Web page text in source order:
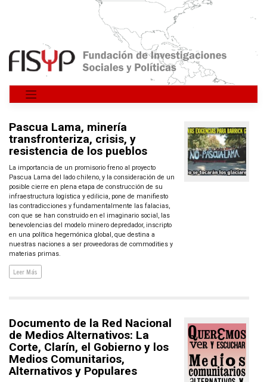
Saltar
Pascua Lama, minería
transfronteriza, crisis, y
resistencia de los pueblos
La importancia de un promisorio freno al proyecto
Pascua Lama del lado chileno, y la consideración de un
posible cierre en plena etapa de construcción de su
infraestructura logística y edilicia, pone de manifiesto
las contradicciones y fundamentalmente las falacias,
con que se han construido en el imaginario social, las
benevolencias del modelo minero depredador, inscripto
en una política hegemónica global, que destina a
nuestras naciones a ser proveedoras de commodities y
materias primas.
Leer Más
Documento de la Red Nacional
de Medios Alternativos: La
Corte, Clarín, el Gobierno y los
Medios Comunitarios,
Alternativos y Populares